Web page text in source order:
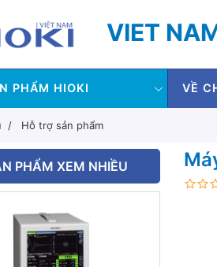
VIET
PHẨM HIOKI VỀ
Hỗ trợ sản phẩm
PHẨM XEM NHIỀU